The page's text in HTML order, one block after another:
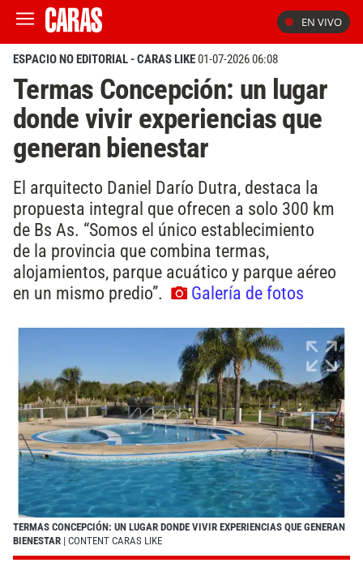
EN VIVO
ESPACIO NO EDITORIAL - CARAS LIKE01-07-2026 06:08
Termas Concepción: un lugar
donde vivir experiencias que
generan bienestar
El arquitecto Daniel Darío Dutra, destaca la
propuesta integral que ofrecen a solo 300 km
de Bs As. “Somos el único establecimiento
de la provincia que combina termas,
alojamientos, parque acuático y parque aéreo
en un mismo predio”.
Galería de fotos
TERMAS CONCEPCIÓN: UN LUGAR DONDE VIVIR EXPERIENCIAS QUE GENERAN
BIENESTAR | CONTENT CARAS LIKE